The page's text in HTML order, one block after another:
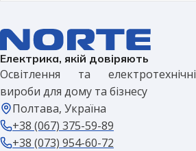
Електрика, якій довіряють
Освітлення та електротехнічні
вироби для дому та бізнесу
Полтава, Україна
+38 (067) 375-59-89
+38 (073) 954-60-72